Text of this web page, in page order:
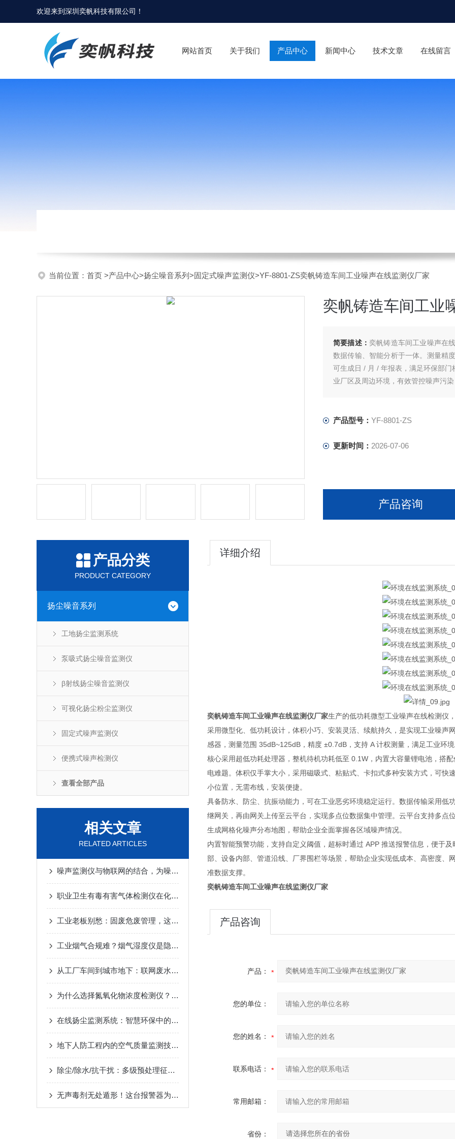
欢迎来到深圳奕帆科技有限公司 ！
网站首页 关于我们 产品中心 新闻中心 技术文章 在线留言
当前位置： 首页 >产品中心>扬尘噪音系列 >固定式噪声监测仪>YF-8801-ZS奕帆铸造车间工业噪声在线监测仪厂家
奕帆铸造车间工业
简要描述： 奕帆铸造车间工业噪声在
数据传输、智能分析于一体。测量精
可生成日 / 月 / 年报表，满足环保部
业厂区及周边环境，有效管控噪声污
产品型号： YF-8801-ZS
更新时间： 2026-07-06
产品咨询
产品分类
PRODUCT CATEGORY
扬尘噪音系列
工地扬尘监测系统
泵吸式扬尘噪音监测仪
β射线扬尘噪音监测仪
可视化扬尘粉尘监测仪
固定式噪声监测仪
便携式噪声检测仪
查看全部产品
相关文章
RELATED ARTICLES
噪声监测仪与物联网的结合，为噪声控制提供解决方案
职业卫生有毒有害气体检测仪在化工行业的实际应用
工业老板别愁：固废危废管理，这套系统帮你 “躺平”
工业烟气合规难？烟气湿度仪是隐形 “救星”
从工厂车间到城市地下：联网废水监测系统构建360°环保防护网
为什么选择氮氧化物浓度检测仪？探索其优势和特点
在线扬尘监测系统：智慧环保中的空气颗粒物“哨兵”
地下人防工程内的空气质量监测技术：地下人防空气质量检测仪
除尘/除水/抗干扰：多级预处理征服高湿高尘车间
无声毒剂无处遁形！这台报警器为工业安全上“硬保险”
详细介绍
奕帆铸造车间工业噪声在线监测仪厂家生产的低功耗微型工业噪声在线检测仪
采用微型化、低功耗设计，体积小巧、安装灵活、续航持久，是实现工业噪声
感器，测量范围 35dB~125dB，精度 ±0.7dB，支持 A 计权测量，满足工业环
核心采用超低功耗处理器，整机待机功耗低至 0.1W，内置大容量锂电池，搭
电难题。体积仅手掌大小，采用磁吸式、粘贴式、卡扣式多种安装方式，可
小位置，无需布线，安装便捷。
具备防水、防尘、抗振动能力，可在工业恶劣环境稳定运行。数据传输采用低
继网关，再由网关上传至云平台，实现多点位数据集中管理。云平台支持多点
生成网格化噪声分布地图，帮助企业全面掌握各区域噪声情况。
内置智能预警功能，支持自定义阈值，超标时通过 APP 推送报警信息，便于
部、设备内部、管道沿线、厂界围栏等场景，帮助企业实现低成本、高密度、
准数据支撑。
奕帆铸造车间工业噪声在线监测仪厂家
产品咨询
产品：
您的单位：
您的姓名：
联系电话：
常用邮箱：
省份：